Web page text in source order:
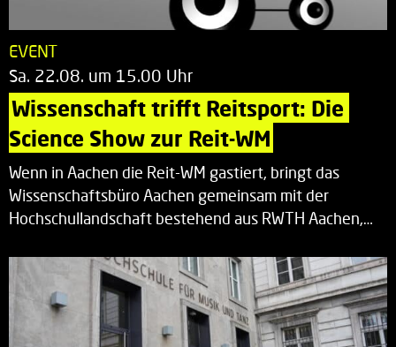
EVENT
Sa. 22.08. um 15.00 Uhr
Wissenschaft trifft Reitsport: Die
Science Show zur Reit-WM
Wenn in Aachen die Reit-WM gastiert, bringt das
Wissenschaftsbüro Aachen gemeinsam mit der
Hochschullandschaft bestehend aus RWTH Aachen,…